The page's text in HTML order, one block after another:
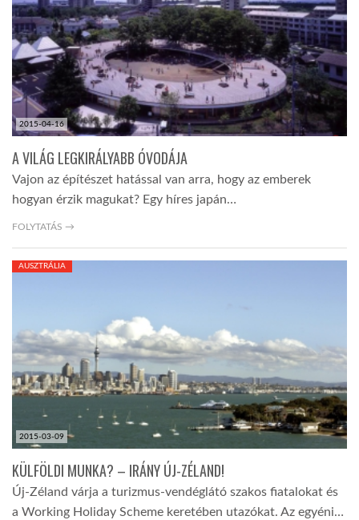
2015-04-16
A VILÁG LEGKIRÁLYABB ÓVODÁJA
Vajon az építészet hatással van arra, hogy az emberek
hogyan érzik magukat? Egy híres japán…
FOLYTATÁS →
2015-03-09
AUSZTRÁLIA
KÜLFÖLDI MUNKA? – IRÁNY ÚJ-ZÉLAND!
Új-Zéland várja a turizmus-vendéglátó szakos fiatalokat és
a Working Holiday Scheme keretében utazókat. Az egyéni…